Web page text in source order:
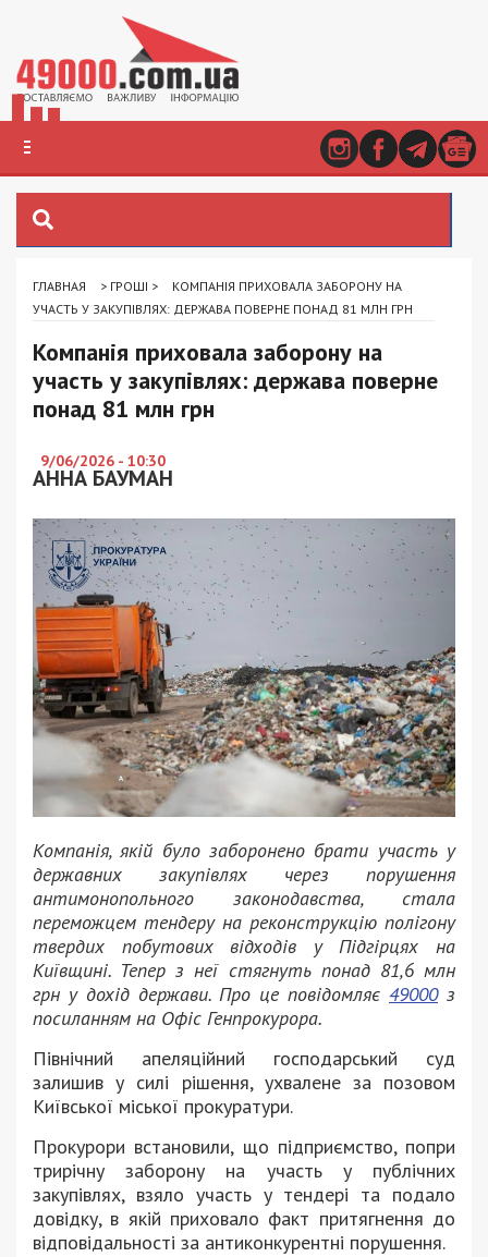
ГЛАВНАЯ > ГРОШІ >
КОМПАНІЯ ПРИХОВАЛА ЗАБОРОНУ НА
УЧАСТЬ У ЗАКУПІВЛЯХ: ДЕРЖАВА ПОВЕРНЕ ПОНАД 81 МЛН ГРН
Компанія приховала заборону на
участь у закупівлях: держава поверне
понад 81 млн грн
9/06/2026 - 10:30
АННА БАУМАН
Компанія, якій було заборонено брати участь у
державних закупівлях через порушення
антимонопольного законодавства, стала
переможцем тендеру на реконструкцію полігону
твердих побутових відходів у Підгірцях на
Київщині. Тепер з неї стягнуть понад 81,6 млн
грн у дохід держави. Про це повідомляє 49000з
посиланням на Офіс Генпрокурора.
Північний апеляційний господарський суд
залишив у силі рішення, ухвалене за позовом
Київської міської прокуратури.
Прокурори встановили, що підприємство, попри
трирічну заборону на участь у публічних
закупівлях, взяло участь у тендері та подало
довідку, в якій приховало факт притягнення до
відповідальності за антиконкурентні порушення.